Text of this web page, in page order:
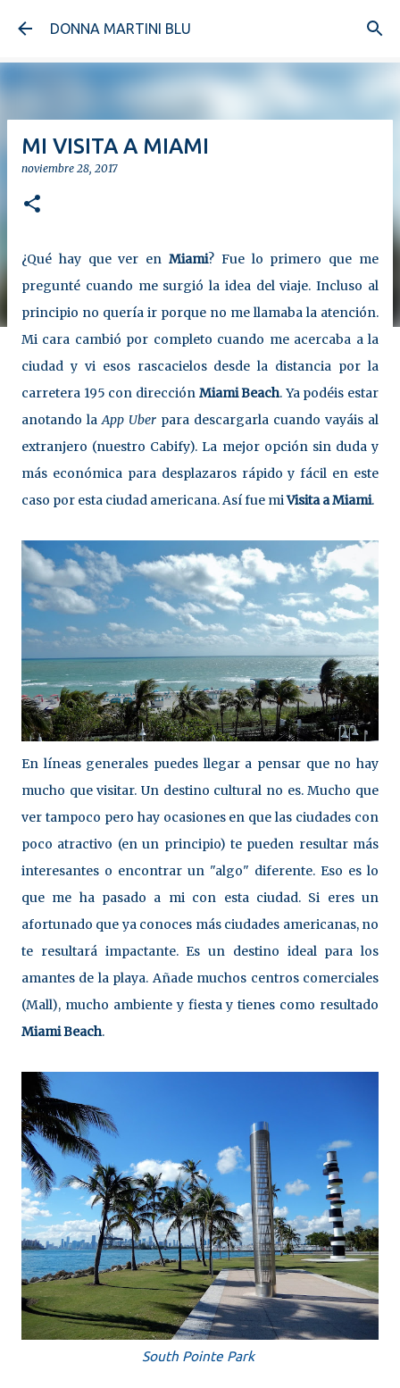
Ir al contenido principal
DONNA MARTINI BLU
MI VISITA A MIAMI
noviembre 28, 2017
¿Qué hay que ver en Miami? Fue lo primero que me
pregunté cuando me surgió la idea del viaje. Incluso al
principio no quería ir porque no me llamaba la atención.
Mi cara cambió por completo cuando me acercaba a la
ciudad y vi esos rascacielos desde la distancia por la
carretera 195 con direcciónMiami Beach. Ya podéis estar
anotando laApp Uber para descargarla cuando vayáis al
extranjero (nuestro Cabify). La mejor opción sin duda y
más económica para desplazaros rápido y fácil en este
caso por esta ciudad americana. Así fue miVisita a Miami.
En líneas generales puedes llegar a pensar que no hay
mucho que visitar. Un destino cultural no es. Mucho que
ver tampoco pero hay ocasiones en que las ciudades con
poco atractivo (en un principio) te pueden resultar más
interesantes o encontrar un "algo" diferente. Eso es lo
que me ha pasado a mi con esta ciudad. Si eres un
afortunado que ya conoces más ciudades americanas, no
te resultará impactante. Es un destino ideal para los
amantes de la playa. Añade muchos centros comerciales
(Mall), mucho ambiente y fiesta y tienes como resultado
Miami Beach.
South Pointe Park